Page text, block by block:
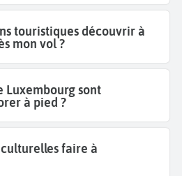
touristiques découvrir à
mon vol ?
Luxembourg sont
à pied ?
faire à